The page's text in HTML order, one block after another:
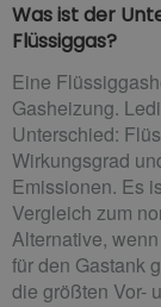
Was ist der
Flüssiggas?
Eine
Gasheizung.
Unterschied:
Wirkungsgrad
Emissionen. Es
Vergleich zum
Alternative,
für den Gastank
die größten Vor-